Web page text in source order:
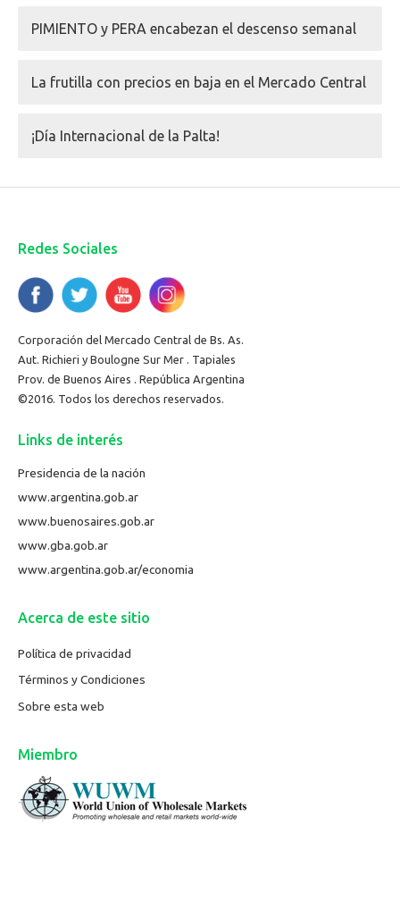
PIMIENTO y PERA encabezan el descenso semanal
La frutilla con precios en baja en el Mercado Central
¡Día Internacional de la Palta!
Redes Sociales
Corporación del Mercado Central de Bs. As.
Aut. Richieri y Boulogne Sur Mer . Tapiales
Prov. de Buenos Aires . República Argentina
©2016. Todos los derechos reservados.
Links de interés
Presidencia de la nación
www.argentina.gob.ar
www.buenosaires.gob.ar
www.gba.gob.ar
www.argentina.gob.ar/economia
Acerca de este sitio
Política de privacidad
Términos y Condiciones
Sobre esta web
Miembro